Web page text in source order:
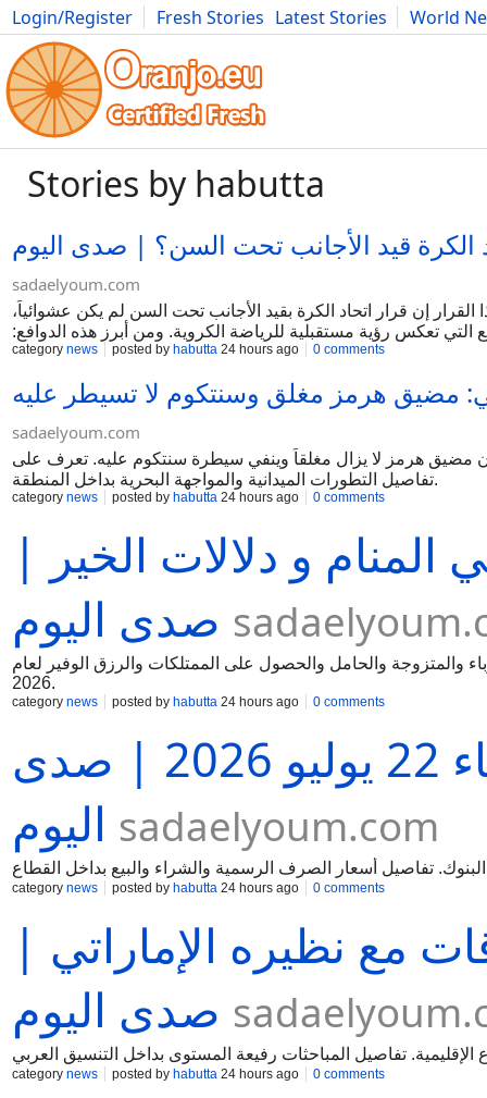
Login/Register Fresh Stories Latest Stories
World
Movies Anime Music Art Cars Advice Science
Stories by habutta
الكرة قيد الأجانب تحت السن؟ | صدى اليوم
sadaelyoum.com
القرار إن قرار اتحاد الكرة بقيد الأجانب تحت السن لم يكن عشوائياً،
تعكس رؤية مستقبلية للرياضة الكروية. ومن أبرز هذه الدوافع:
لاعبين أجانب تحت السن يعزز من مستوى المنافسة في الدوري
category news posted by habutta 24 hours ago 0 comments
مضيق هرمز مغلق وسنتكوم لا تسيطر عليه
sadaelyoum.com
مضيق هرمز لا يزال مغلقاً وينفي سيطرة سنتكوم عليه. تعرف على
تفاصيل التطورات الميدانية والمواجهة البحرية بداخل المنطقة.
category news posted by habutta 24 hours ago 0 comments
و دلالات الخير |
صدى اليوم
والمتزوجة والحامل والحصول على الممتلكات والرزق الوفير لعام
2026.
category news posted by habutta 24 hours ago 0 comments
أسعار الدولار اليوم الأربعاء 22 يوليو 2026 | صدى
اليوم sadaelyoum.com
category news posted by habutta 24 hours ago 0 comments
مع نظيره الإماراتي |
صدى اليوم
category news posted by habutta 24 hours ago 0 comments